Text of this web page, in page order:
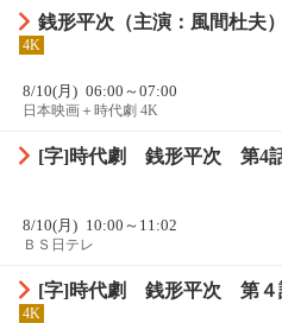
銭形平次（主演：風間杜夫
4K
8/10(月) 06:00～07:00
日本映画＋時代劇 4K
[字]時代劇 銭形平次 第4
8/10(月) 10:00～11:02
ＢＳ日テレ
[字]時代劇 銭形平次 第４
4K